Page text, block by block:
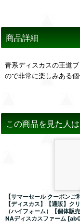
商品詳細
青系ディスカスの王道
ので非常に楽しみある個
この商品を見た人
【サマーセール クーポンご
【ディスカス】【通販】ク
（ハイフォーム）【個体
NAディスカスファーム [